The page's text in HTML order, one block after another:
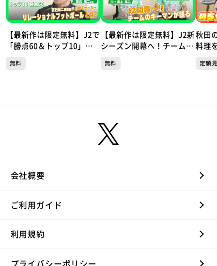
【最新作は限定無料】J2で
「勝点60＆トップ10」目
圭二新監督が掲げる「リレ
無料
【最新作は限定無料】J2新
シーズン開幕へ！チーム得
アプレー賞受賞の音泉選手
無料
秋田
料理
〇〇
定額
会社概要
ご利用ガイド
利用規約
プライバシーポリシー